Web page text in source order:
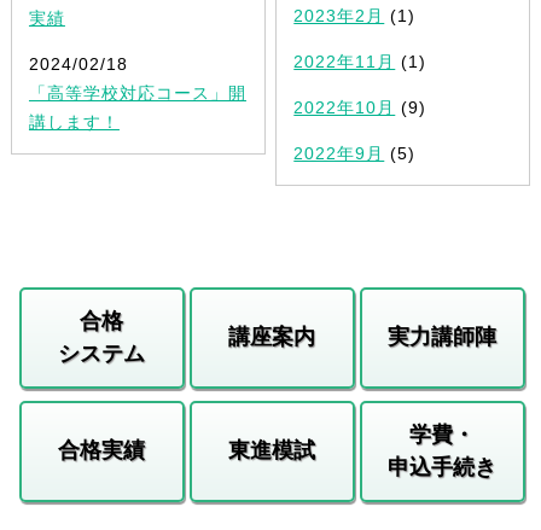
実績
2024/02/18
「高等学校対応コース」開
講します！
2023年2月 (1)
2022年11月 (1)
2022年10月 (9)
2022年9月 (5)
合格
システム
講座案内 実力講師陣
合格実績 東進模試
学費・
申込手続き